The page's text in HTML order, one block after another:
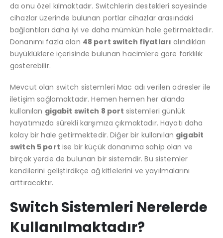
da onu özel kılmaktadır. Switchlerin destekleri sayesinde
cihazlar üzerinde bulunan portlar cihazlar arasındaki
bağlantıları daha iyi ve daha mümkün hale getirmektedir.
Donanımı fazla olan 48 port switch fiyatları alındıkları
büyüklüklere içerisinde bulunan hacimlere göre farklılık
gösterebilir.
Mevcut olan switch sistemleri Mac adı verilen adresler ile
iletişim sağlamaktadır. Hemen hemen her alanda
kullanılan gigabit switch 8 port sistemleri günlük
hayatımızda sürekli karşımıza çıkmaktadır. Hayatı daha
kolay bir hale getirmektedir. Diğer bir kullanılan gigabit
switch 5 port ise bir küçük donanıma sahip olan ve
birçok yerde de bulunan bir sistemdir. Bu sistemler
kendilerini geliştirdikçe ağ kitlelerini ve yayılmalarını
arttıracaktır.
Switch Sistemleri Nerelerde
Kullanılmaktadır?